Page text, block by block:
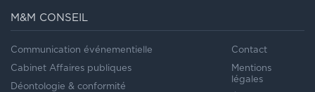
M&M CONSEIL
Communication événementielle
Cabinet Affaires publiques
Déontologie & conformité
Contact
Mentions
légales